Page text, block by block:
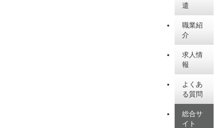
遣
職業紹
介
求人情
報
よくあ
る質問
総合サ
イト